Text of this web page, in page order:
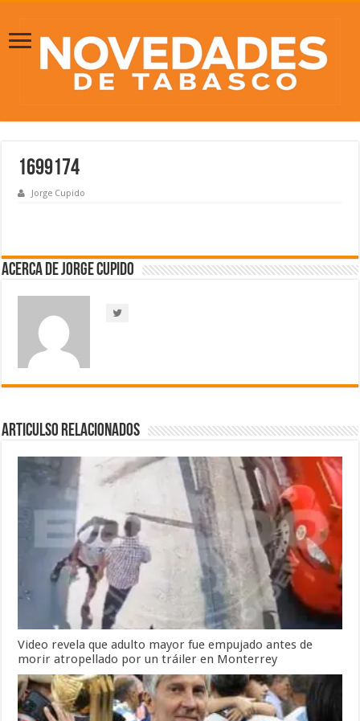
1699174
Jorge Cupido
Acerca de Jorge Cupido
Articulso Relacionados
Video revela que adulto mayor fue empujado antes de
morir atropellado por un tráiler en Monterrey